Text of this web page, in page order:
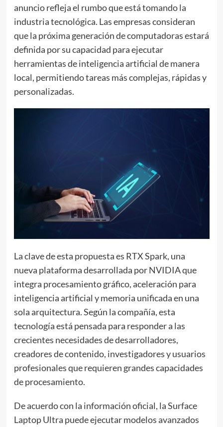
anuncio refleja el rumbo que está tomando la
industria tecnológica. Las empresas consideran
que la próxima generación de computadoras estará
definida por su capacidad para ejecutar
herramientas de inteligencia artificial de manera
local, permitiendo tareas más complejas, rápidas y
personalizadas.
La clave de esta propuesta es RTX Spark, una
nueva plataforma desarrollada por NVIDIA que
integra procesamiento gráfico, aceleración para
inteligencia artificial y memoria unificada en una
sola arquitectura. Según la compañía, esta
tecnología está pensada para responder a las
crecientes necesidades de desarrolladores,
creadores de contenido, investigadores y usuarios
profesionales que requieren grandes capacidades
de procesamiento.
De acuerdo con la información oficial, la Surface
Laptop Ultra puede ejecutar modelos avanzados